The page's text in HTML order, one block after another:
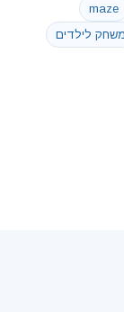
maze
משחק לילדים